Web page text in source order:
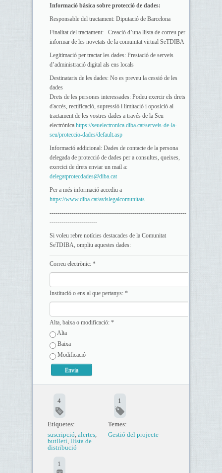
Informació bàsica sobre protecció de dades:
Responsable del tractament: Diputació de Barcelona
Finalitat del tractament: Creació d’una llista de correu per
informar de les novetats de la comunitat virtual SeTDIBA
Legitimació per tractar les dades: Prestació de serveis
d’administració digital als ens locals
Destinataris de les dades: No es preveu la cessió de les
dades
Drets de les persones interessades: Podeu exercir els drets
d'accés, rectificació, supressió i limitació i oposició al
tractament de les vostres dades a través de la Seu
electrònica https://seuelectronica.diba.cat/serveis-de-la-
seu/proteccio-dades/default.asp
Informació addicional: Dades de contacte de la persona
delegada de protecció de dades per a consultes, queixes,
exercici de drets enviar un mail a:
delegatprotecdades@diba.cat
Per a més informació accediu a
https://www.diba.cat/avislegalcomunitats
---------------------------------------------------------------------
------------------------
Si voleu rebre notícies destacades de la Comunitat
SeTDIBA, ompliu aquestes dades:
Correu electrònic: *
Institució o ens al que pertanys: *
Alta, baixa o modificació: *
Alta
Baixa
Modificació
4
Etiquetes:
suscripció, alertes,
butlletí, llista de
distribució
1
Temes:
Gestió del projecte
1